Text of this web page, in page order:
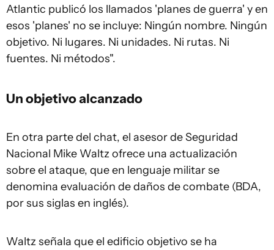
Atlantic publicó los llamados 'planes de guerra' y en
esos 'planes' no se incluye: Ningún nombre. Ningún
objetivo. Ni lugares. Ni unidades. Ni rutas. Ni
fuentes. Ni métodos".
Un objetivo alcanzado
En otra parte del chat, el asesor de Seguridad
Nacional Mike Waltz ofrece una actualización
sobre el ataque, que en lenguaje militar se
denomina evaluación de daños de combate (BDA,
por sus siglas en inglés).
Waltz señala que el edificio objetivo se ha